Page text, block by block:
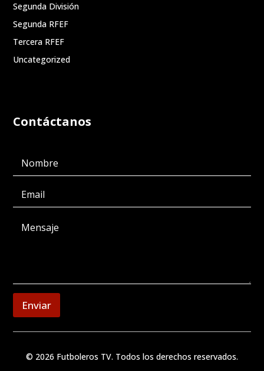
Segunda División
Segunda RFEF
Tercera RFEF
Uncategorized
Contáctanos
Enviar
© 2026 Futboleros TV. Todos los derechos reservados.